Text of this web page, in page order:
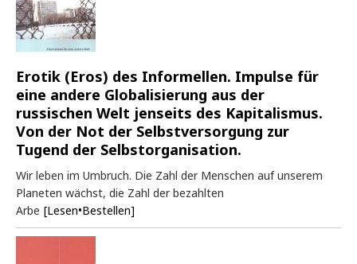
Erotik (Eros) des Informellen. Impulse für
eine andere Globalisierung aus der
russischen Welt jenseits des Kapitalismus.
Von der Not der Selbstversorgung zur
Tugend der Selbstorganisation.
Wir leben im Umbruch. Die Zahl der Menschen auf unserem
Planeten wächst, die Zahl der bezahlten
Arbe [Lesen•Bestellen]